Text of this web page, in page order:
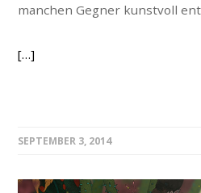
manchen Gegner kunstvoll
[…]
SEPTEMBER 3, 2014